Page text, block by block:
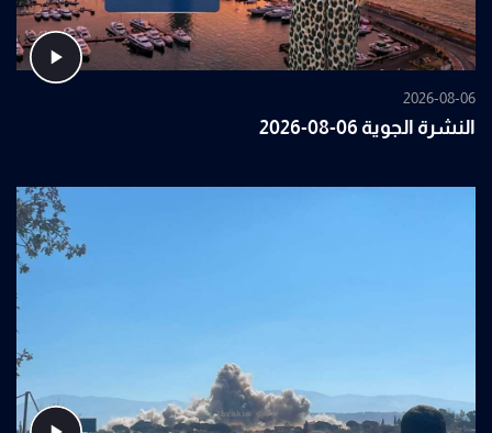
2026-08-06
النشرة الجوية 06-08-2026